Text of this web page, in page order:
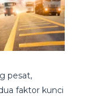
pesat,
faktor kunci